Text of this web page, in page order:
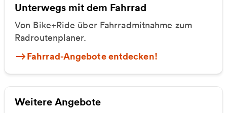
Unterwegs mit dem Fahrrad
Von Bike+Ride über Fahrradmitnahme zum
Radroutenplaner.
Fahrrad-Angebote entdecken!
Weitere Angebote